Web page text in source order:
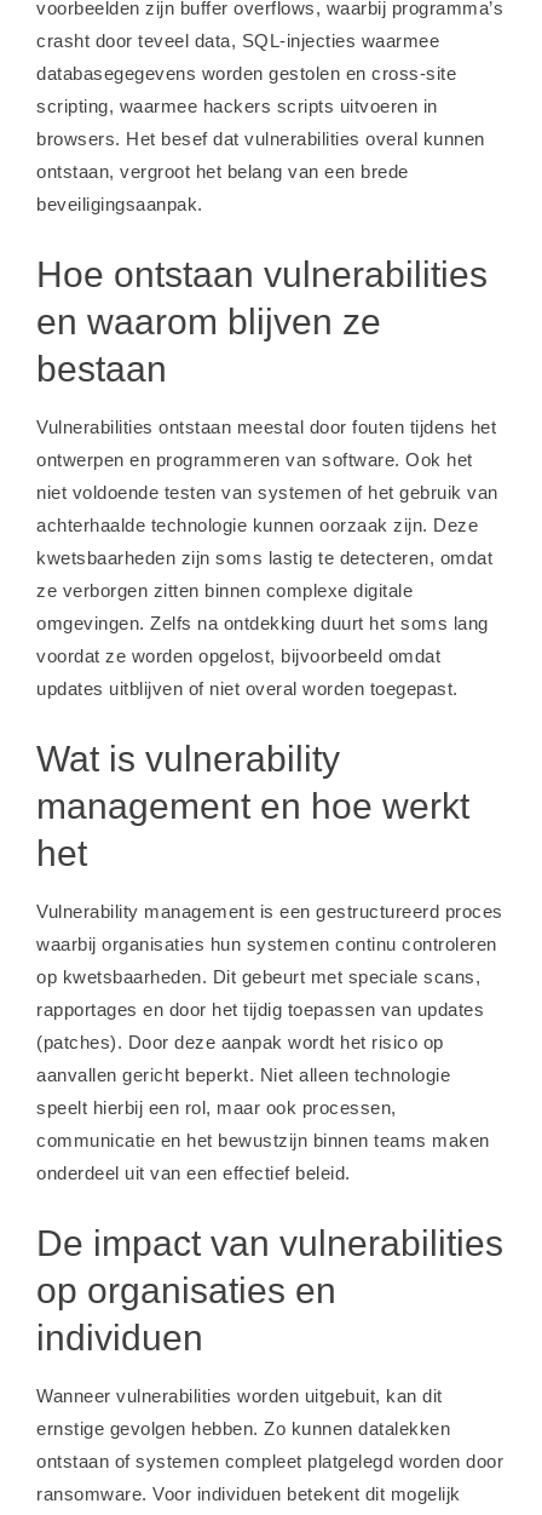
voorbeelden zijn buffer overflows, waarbij programma’s
crasht door teveel data, SQL-injecties waarmee
databasegegevens worden gestolen en cross-site
scripting, waarmee hackers scripts uitvoeren in
browsers. Het besef dat vulnerabilities overal kunnen
ontstaan, vergroot het belang van een brede
beveiligingsaanpak.
Hoe ontstaan vulnerabilities
en waarom blijven ze
bestaan
Vulnerabilities ontstaan meestal door fouten tijdens het
ontwerpen en programmeren van software. Ook het
niet voldoende testen van systemen of het gebruik van
achterhaalde technologie kunnen oorzaak zijn. Deze
kwetsbaarheden zijn soms lastig te detecteren, omdat
ze verborgen zitten binnen complexe digitale
omgevingen. Zelfs na ontdekking duurt het soms lang
voordat ze worden opgelost, bijvoorbeeld omdat
updates uitblijven of niet overal worden toegepast.
Wat is vulnerability
management en hoe werkt
het
Vulnerability management is een gestructureerd proces
waarbij organisaties hun systemen continu controleren
op kwetsbaarheden. Dit gebeurt met speciale scans,
rapportages en door het tijdig toepassen van updates
(patches). Door deze aanpak wordt het risico op
aanvallen gericht beperkt. Niet alleen technologie
speelt hierbij een rol, maar ook processen,
communicatie en het bewustzijn binnen teams maken
onderdeel uit van een effectief beleid.
De impact van vulnerabilities
op organisaties en
individuen
Wanneer vulnerabilities worden uitgebuit, kan dit
ernstige gevolgen hebben. Zo kunnen datalekken
ontstaan of systemen compleet platgelegd worden door
ransomware. Voor individuen betekent dit mogelijk